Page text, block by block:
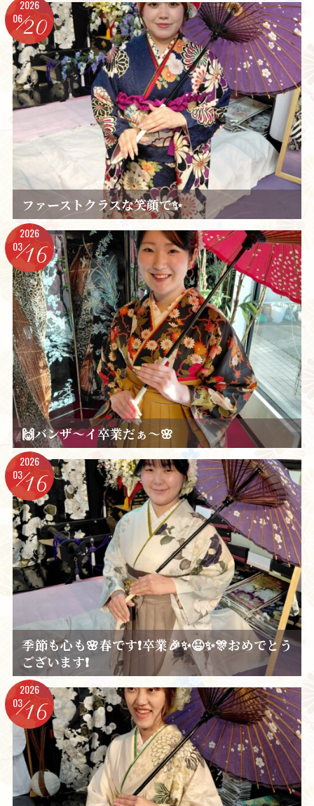
2026
0620
ファーストクラスな笑顔で✨️
2026
0316
🙌バンザ～イ卒業だぁ～🌸
2026
0316
季節も心も🌸春です❗卒業🎉✨😆✨🎊おめでとう
ございます❗
2026
0316